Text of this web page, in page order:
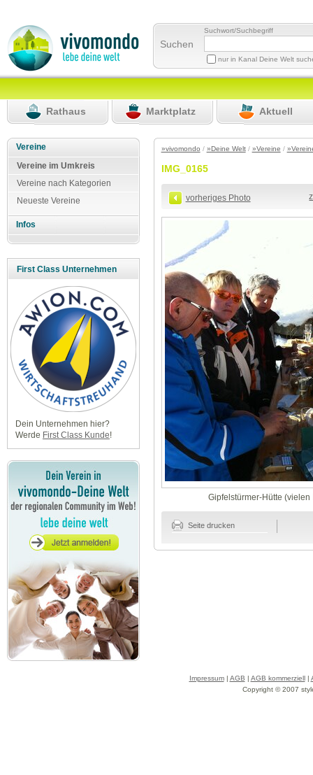
Suchen
Suchwort/Suchbegriff
nur in Kanal Deine Welt
Rathaus Marktplatz Aktuell
Vereine
Vereine im Umkreis
Vereine nach Kategorien
Neueste Vereine
Infos
First Class Unternehmen
Dein Unternehmen hier?
Werde First Class Kunde!
»vivomondo / »Deine Welt/ »Vereine /
IMG_0165
vorheriges Photo
Gipfelstürmer-Hütte
Seite drucken
Impressum| AGB | AGB kommerziell|
Copyright © 2007